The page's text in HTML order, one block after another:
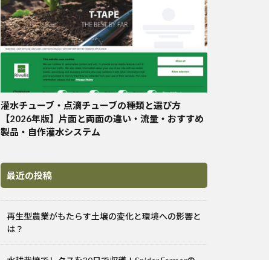
灌水チューブ・点滴チューブの種類と選び方
【2026年版】片面と両面の違い・流量・おすすめ
製品・自作灌水システム
最近の投稿
再生型農業がもたらす土壌の変化と環境への影響と
は？